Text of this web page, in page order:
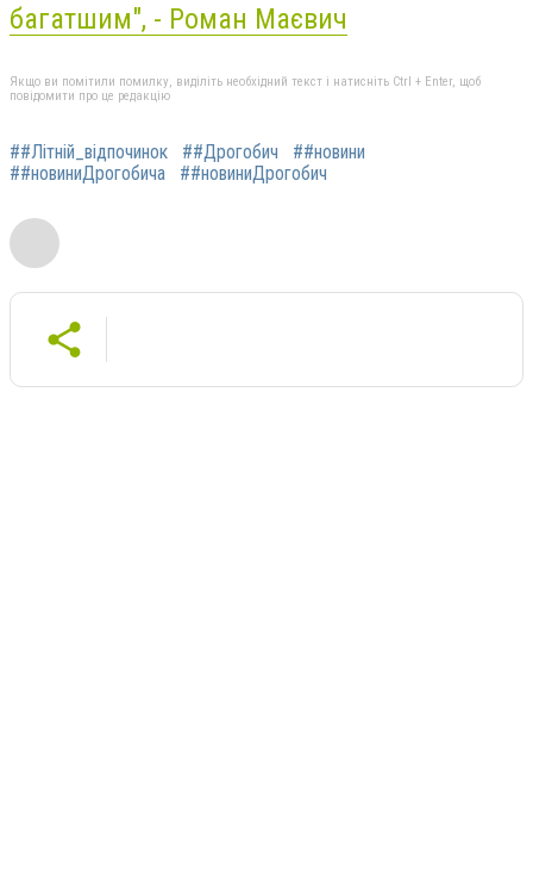
багатшим", - Роман Маєвич
Якщо ви помітили помилку, виділіть необхідний текст і натисніть Ctrl + Enter, щоб
повідомити про це редакцію
##Літній_відпочинок ##Дрогобич
##новини
##новиниДрогобича
##новиниДрогобич